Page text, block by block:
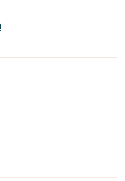
een totale lengte van
voor een
uitrusting:
u wordt